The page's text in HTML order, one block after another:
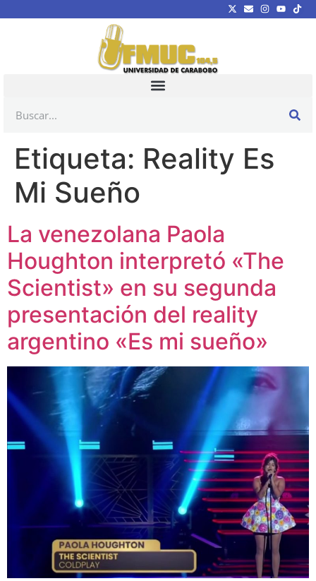
Etiqueta: Reality Es
Mi Sueño
La venezolana Paola
Houghton interpretó «The
Scientist» en su segunda
presentación del reality
argentino «Es mi sueño»